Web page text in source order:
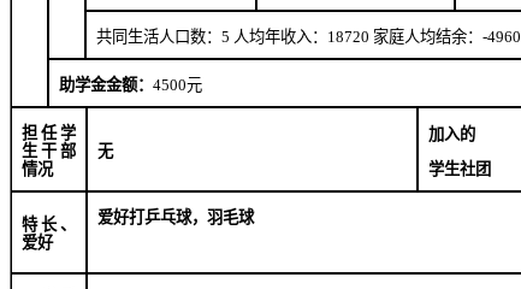
共同生活人口数： 5 人均年收入： 18720 家庭人均结余： -4960
助学金金额： 4500元
担任学
生干部
情况
无
加入的
学生社团
特长、
爱好
爱好打乒乓球，羽毛球